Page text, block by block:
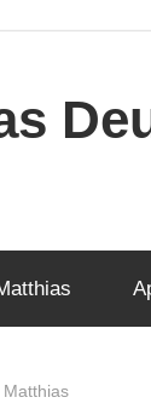
Matthias